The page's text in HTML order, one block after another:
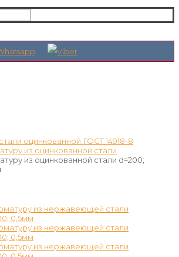
оцинкованной ГОСТ 14918-8
из оцинкованной стали
из оцинкованной стали d=200;